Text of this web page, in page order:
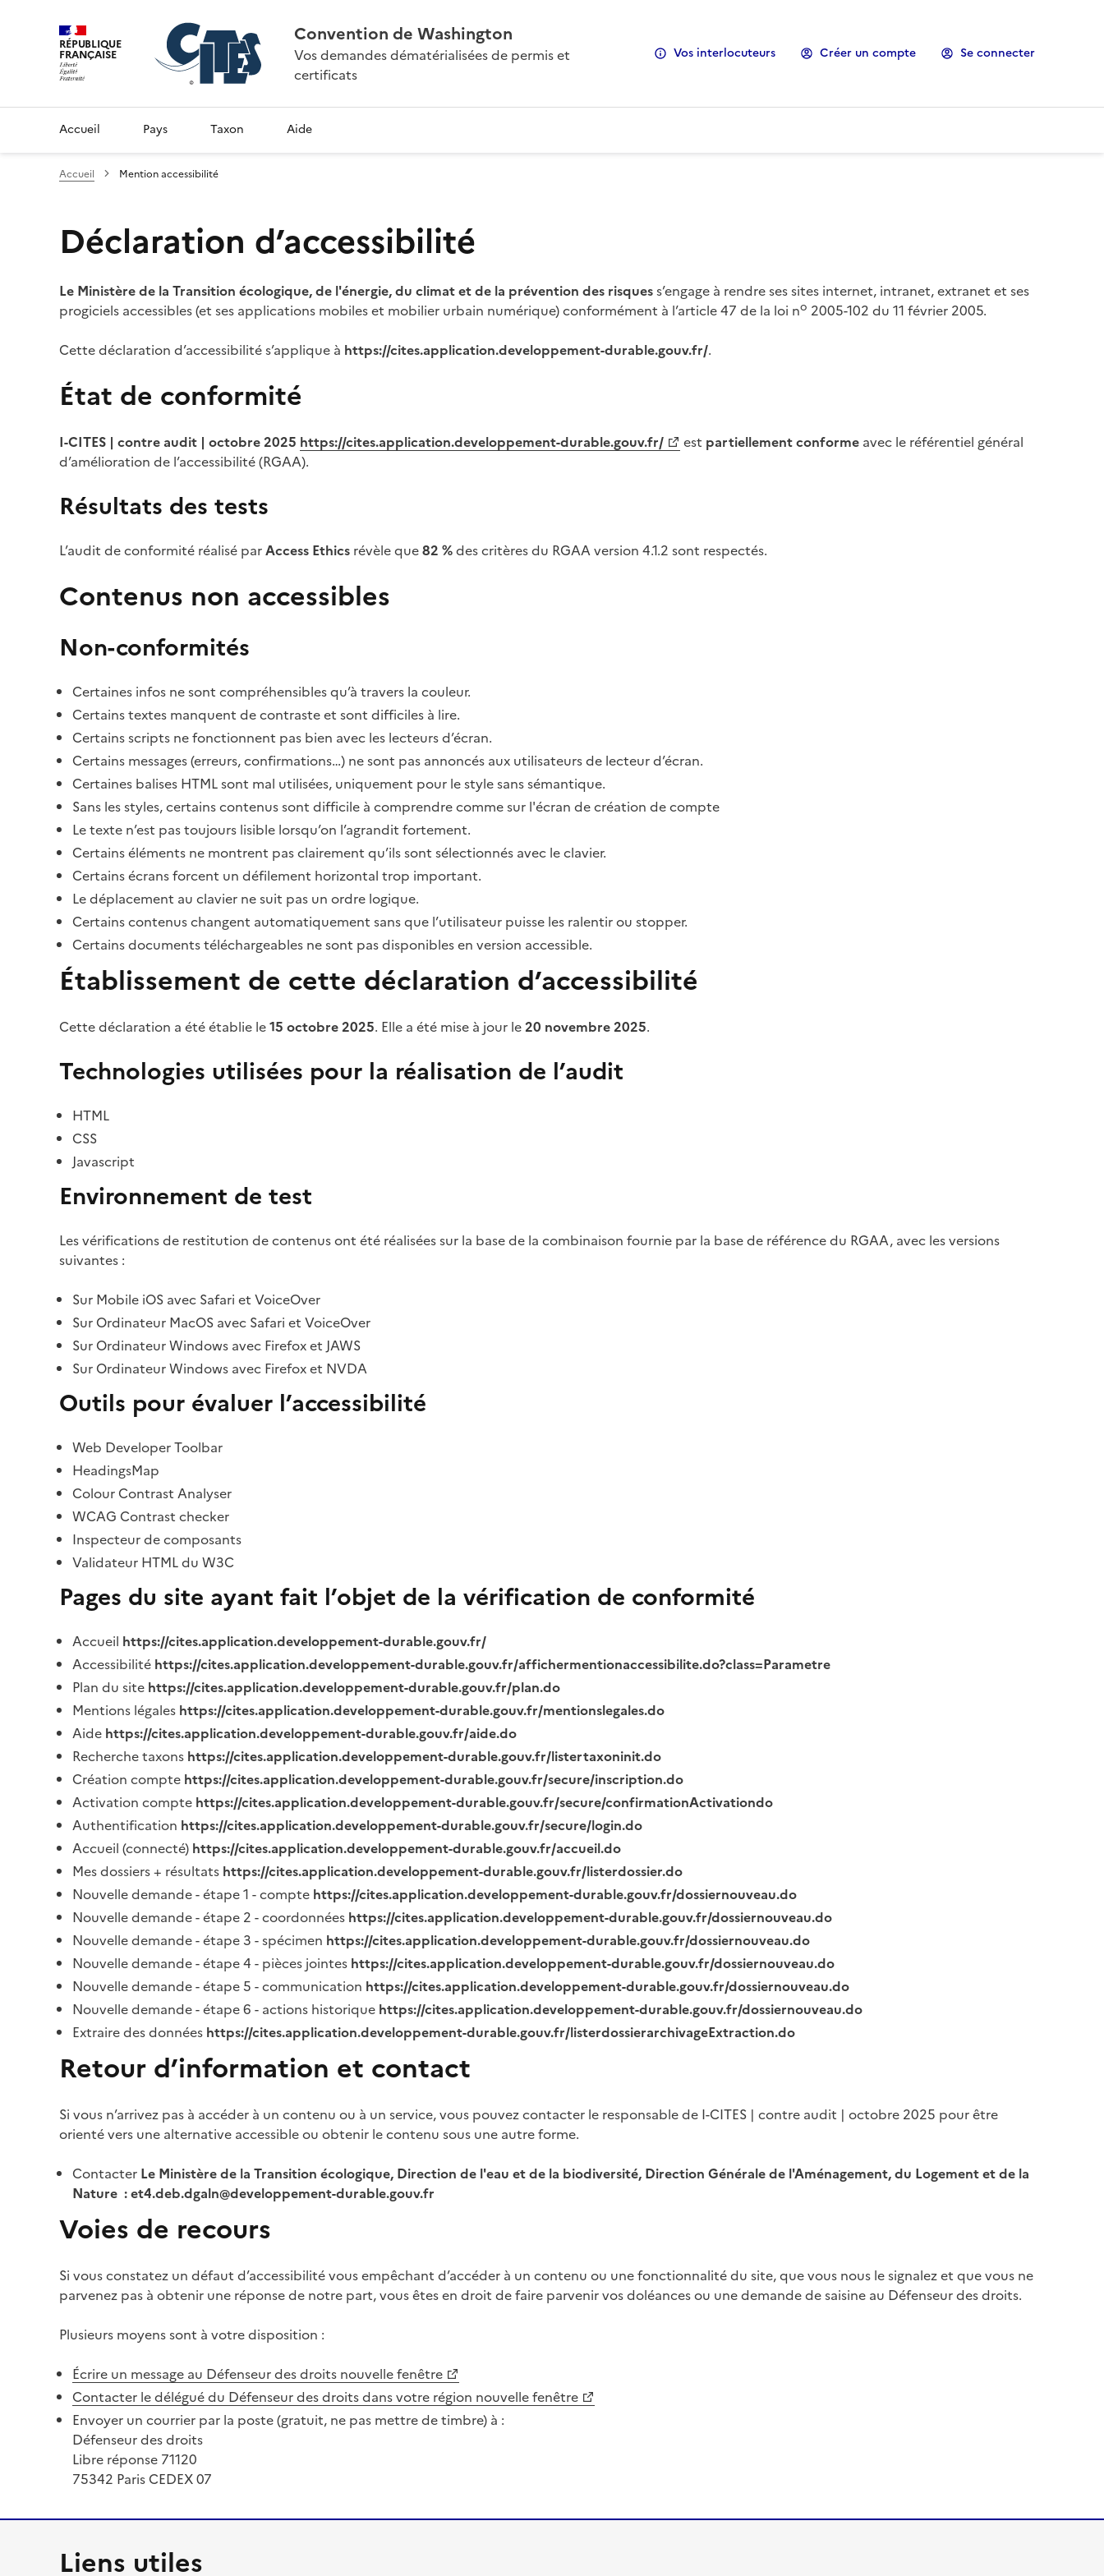
RÉPUBLIQUE
FRANÇAISE
Convention de Washington
Vos demandes dématérialisées de permis et
certificats
Vos interlocuteurs Créer un compte Se connecter
Accueil Pays Taxon Aide
Accueil Mention accessibilité
Déclaration d’accessibilité
Le Ministère de la Transition écologique, de l'énergie, du climat et de la prévention des risquess’engage à rendre ses sites internet, intranet, extranet et ses
progiciels accessibles (et ses applications mobiles et mobilier urbain numérique) conformément à l’article 47 de la loi no 2005-102 du 11 février 2005.
Cette déclaration d’accessibilité s’applique à https://cites.application.developpement-durable.gouv.fr/.
État de conformité
I-CITES | contre audit | octobre 2025 https://cites.application.developpement-durable.gouv.fr/ est partiellement conforme avec le référentiel général
d’amélioration de l’accessibilité (RGAA).
Résultats des tests
L’audit de conformité réalisé parAccess Ethics révèle que82 %des critères du RGAA version 4.1.2 sont respectés.
Contenus non accessibles
Non-conformités
Certaines infos ne sont compréhensibles qu’à travers la couleur.
Certains textes manquent de contraste et sont difficiles à lire.
Certains scripts ne fonctionnent pas bien avec les lecteurs d’écran.
Certains messages (erreurs, confirmations…) ne sont pas annoncés aux utilisateurs de lecteur d’écran.
Certaines balises HTML sont mal utilisées, uniquement pour le style sans sémantique.
Sans les styles, certains contenus sont difficile à comprendre comme sur l'écran de création de compte
Le texte n’est pas toujours lisible lorsqu’on l’agrandit fortement.
Certains éléments ne montrent pas clairement qu’ils sont sélectionnés avec le clavier.
Certains écrans forcent un défilement horizontal trop important.
Le déplacement au clavier ne suit pas un ordre logique.
Certains contenus changent automatiquement sans que l’utilisateur puisse les ralentir ou stopper.
Certains documents téléchargeables ne sont pas disponibles en version accessible.
Établissement de cette déclaration d’accessibilité
Cette déclaration a été établie le15 octobre 2025. Elle a été mise à jour le20 novembre 2025.
Technologies utilisées pour la réalisation de l’audit
HTML
CSS
Javascript
Environnement de test
Les vérifications de restitution de contenus ont été réalisées sur la base de la combinaison fournie par la base de référence du RGAA, avec les versions
suivantes :
Sur Mobile iOS avec Safari et VoiceOver
Sur Ordinateur MacOS avec Safari et VoiceOver
Sur Ordinateur Windows avec Firefox et JAWS
Sur Ordinateur Windows avec Firefox et NVDA
Outils pour évaluer l’accessibilité
Web Developer Toolbar
HeadingsMap
Colour Contrast Analyser
WCAG Contrast checker
Inspecteur de composants
Validateur HTML du W3C
Pages du site ayant fait l’objet de la vérification de conformité
Accueil https://cites.application.developpement-durable.gouv.fr/
Accessibilité https://cites.application.developpement-durable.gouv.fr/affichermentionaccessibilite.do?class=Parametre
Plan du site https://cites.application.developpement-durable.gouv.fr/plan.do
Mentions légales https://cites.application.developpement-durable.gouv.fr/mentionslegales.do
Aide https://cites.application.developpement-durable.gouv.fr/aide.do
Recherche taxons https://cites.application.developpement-durable.gouv.fr/listertaxoninit.do
Création compte https://cites.application.developpement-durable.gouv.fr/secure/inscription.do
Activation compte https://cites.application.developpement-durable.gouv.fr/secure/confirmationActivationdo
Authentification https://cites.application.developpement-durable.gouv.fr/secure/login.do
Accueil (connecté) https://cites.application.developpement-durable.gouv.fr/accueil.do
Mes dossiers + résultats https://cites.application.developpement-durable.gouv.fr/listerdossier.do
Nouvelle demande - étape 1 - compte https://cites.application.developpement-durable.gouv.fr/dossiernouveau.do
Nouvelle demande - étape 2 - coordonnées https://cites.application.developpement-durable.gouv.fr/dossiernouveau.do
Nouvelle demande - étape 3 - spécimen https://cites.application.developpement-durable.gouv.fr/dossiernouveau.do
Nouvelle demande - étape 4 - pièces jointes https://cites.application.developpement-durable.gouv.fr/dossiernouveau.do
Nouvelle demande - étape 5 - communication https://cites.application.developpement-durable.gouv.fr/dossiernouveau.do
Nouvelle demande - étape 6 - actions historique https://cites.application.developpement-durable.gouv.fr/dossiernouveau.do
Extraire des données https://cites.application.developpement-durable.gouv.fr/listerdossierarchivageExtraction.do
Retour d’information et contact
Si vous n’arrivez pas à accéder à un contenu ou à un service, vous pouvez contacter le responsable de I-CITES | contre audit | octobre 2025 pour être
orienté vers une alternative accessible ou obtenir le contenu sous une autre forme.
Contacter Le Ministère de la Transition écologique, Direction de l'eau et de la biodiversité, Direction Générale de l'Aménagement, du Logement et de la
Nature : et4.deb.dgaln@developpement-durable.gouv.fr
Voies de recours
Si vous constatez un défaut d’accessibilité vous empêchant d’accéder à un contenu ou une fonctionnalité du site, que vous nous le signalez et que vous ne
parvenez pas à obtenir une réponse de notre part, vous êtes en droit de faire parvenir vos doléances ou une demande de saisine au Défenseur des droits.
Plusieurs moyens sont à votre disposition :
Écrire un message au Défenseur des droits nouvelle fenêtre
Contacter le délégué du Défenseur des droits dans votre région nouvelle fenêtre
Envoyer un courrier par la poste (gratuit, ne pas mettre de timbre) à :
Défenseur des droits
Libre réponse 71120
75342 Paris CEDEX 07
Liens utiles